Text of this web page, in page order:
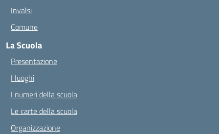
Invalsi
Comune
La Scuola
Presentazione
I luoghi
I numeri della scuola
Le carte della scuola
Organizzazione